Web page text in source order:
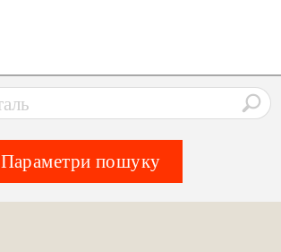
Параметри пошуку